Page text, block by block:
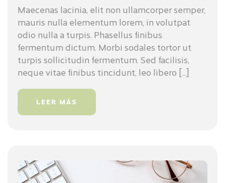
Maecenas lacinia, elit non ullamcorper semper,
mauris nulla elementum lorem, in volutpat
odio nulla a turpis. Phasellus finibus
fermentum dictum. Morbi sodales tortor ut
turpis sollicitudin fermentum. Sed facilisis,
neque vitae finibus tincidunt, leo libero [...]
LEER MÁS